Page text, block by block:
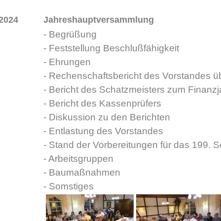
Jahreshauptversammlung
- Begrüßung
- Feststellung Beschlußfähigkeit
- Ehrungen
- Rechenschaftsbericht des Vorstandes
- Bericht des Schatzmeisters zum
- Bericht des Kassenprüfers
- Diskussion zu den Berichten
- Entlastung des Vorstandes
- Stand der Vorbereitungen für das 199.
- Arbeitsgruppen
- Baumaßnahmen
- Somstiges